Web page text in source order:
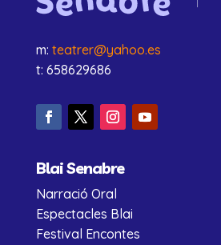
m: teatrer@yahoo.es
t: 658629686
Blai Senabre
Narració Oral
Espectacles Blai
Festival Encontes